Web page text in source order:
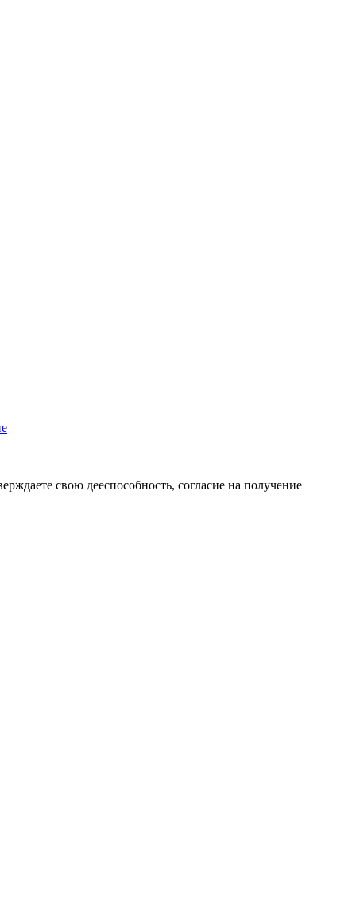
свою дееспособность, согласие на получение